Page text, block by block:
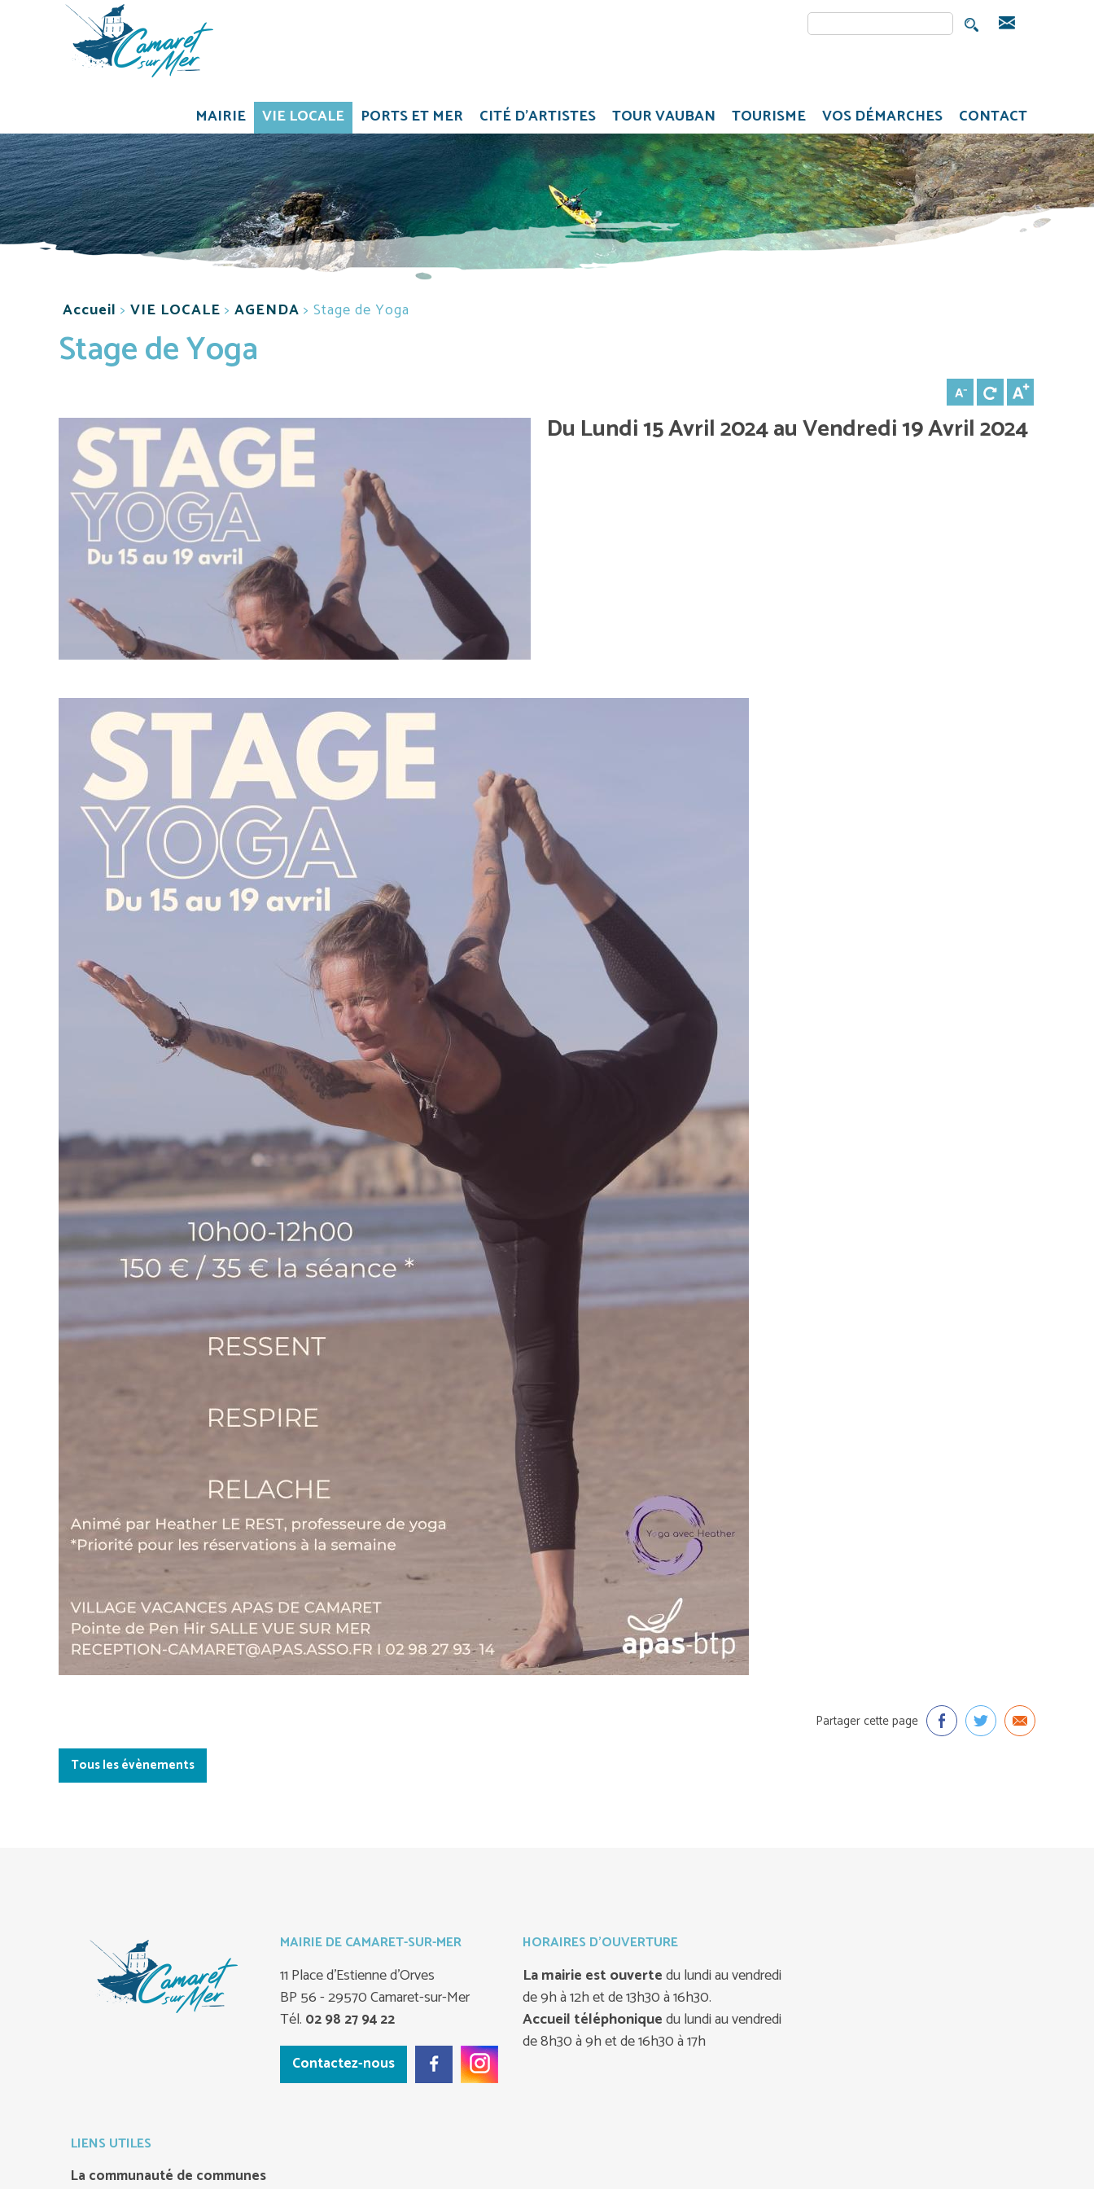
Rechercher
MAIRIE VIE LOCALE PORTS ET MER CITÉ D'ARTISTES TOUR VAUBAN TOURISME VOS DÉMARCHES CONTACT
Accueil > VIE LOCALE > AGENDA > Stage de Yoga
Stage de Yoga
Du Lundi 15 Avril 2024 au Vendredi 19 Avril 2024
Partager cette page
Tous les évènements
MAIRIE DE CAMARET-SUR-MER
11 Place d'Estienne d'Orves
BP 56 - 29570 Camaret-sur-Mer
Tél. 02 98 27 94 22
Contactez-nous
HORAIRES D'OUVERTURE
La mairie est ouvertedu lundi au vendredi
de 9h à 12h et de 13h30 à 16h30.
Accueil téléphoniquedu lundi au vendredi
de 8h30 à 9h et de 16h30 à 17h
LIENS UTILES
La communauté de communes